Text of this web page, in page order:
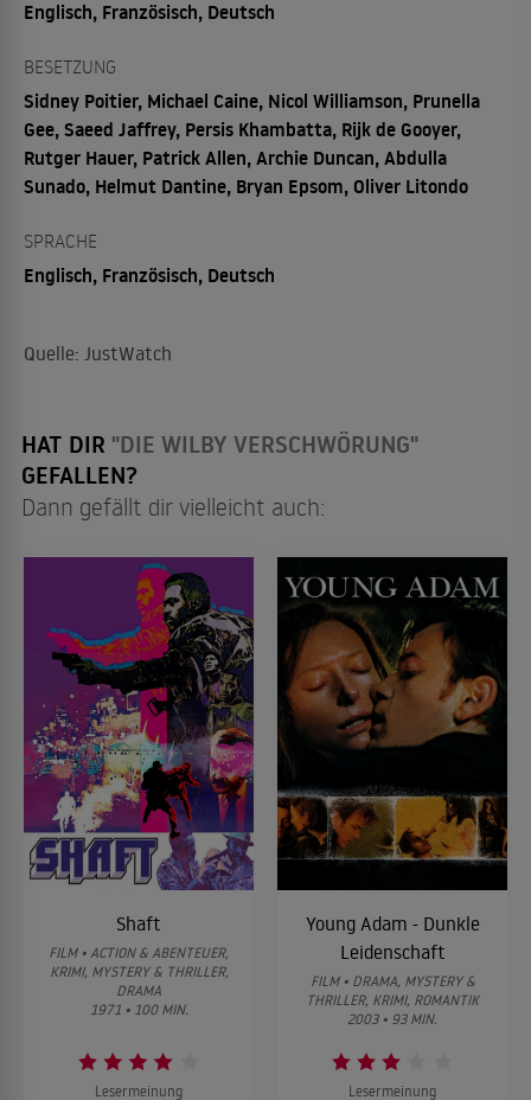
Englisch, Französisch, Deutsch
BESETZUNG
Sidney Poitier, Michael Caine, Nicol Williamson, Prunella
Gee, Saeed Jaffrey, Persis Khambatta, Rijk de Gooyer,
Rutger Hauer, Patrick Allen, Archie Duncan, Abdulla
Sunado, Helmut Dantine, Bryan Epsom, Oliver Litondo
SPRACHE
Englisch, Französisch, Deutsch
Quelle: JustWatch
HAT DIR "DIE WILBY VERSCHWÖRUNG"
GEFALLEN?
Dann gefällt dir vielleicht auch:
Shaft
FILM • ACTION & ABENTEUER,
KRIMI, MYSTERY & THRILLER,
DRAMA
1971 • 100 MIN.
Lesermeinung
Young Adam - Dunkle
Leidenschaft
FILM • DRAMA, MYSTERY &
THRILLER, KRIMI, ROMANTIK
2003 • 93 MIN.
Lesermeinung